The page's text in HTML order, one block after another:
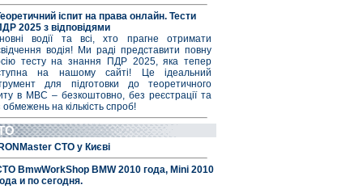
іспит на права онлайн. Тести
2025 з відповідями
водії та всі, хто прагне отримати
водія! Ми раді представити повну
тесту на знання ПДР 2025, яка тепер
на нашому сайті! Це ідеальний
для підготовки до теоретичного
в МВС – безкоштовно, без реєстрації та
обмежень на кількість спроб!
IRONMaster СТО у Києві
BmwWorkShop BMW 2010 года, Mini 2010
и по сегодня.